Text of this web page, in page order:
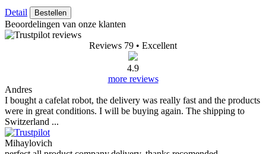
Detail Bestellen
Beoordelingen van onze klanten
Reviews 79 • Excellent
4.9
more reviews
Andres
I bought a cafelat robot, the delivery was really fast and the products
were in great conditions. I will be buying again. The shipping to
Switzerland ...
Mihaylovich